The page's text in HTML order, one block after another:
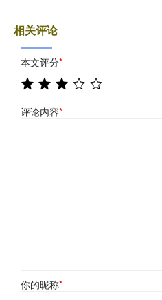
相关评论
本文评分*
评论内容*
你的昵称*